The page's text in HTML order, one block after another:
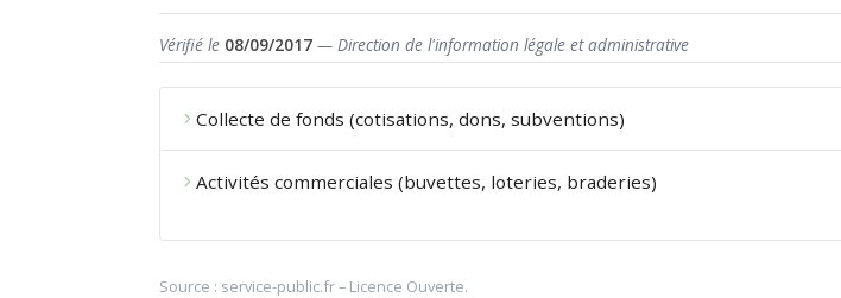
Vérifié le 08/09/2017 — Direction de l'information légale et administrative
Collecte de fonds (cotisations, dons, subventions)
Activités commerciales (buvettes, loteries, braderies)
Source : service-public.fr– Licence Ouverte.